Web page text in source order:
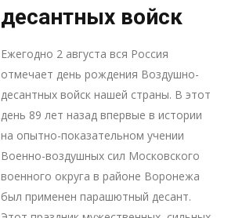
десантных войск
Ежегодно 2 августа вся Россия
отмечает день рождения Воздушно-
десантных войск нашей страны. В этот
день 89 лет назад впервые в истории
на опытно-показательном учении
Военно-воздушных сил Московского
военного округа в районе Воронежа
был применен парашютный десант.